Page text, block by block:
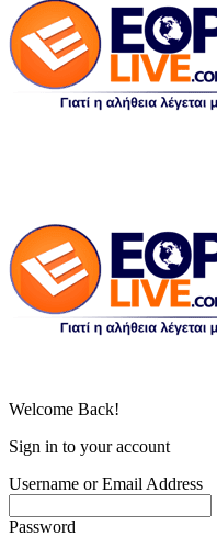
Welcome Back!
Sign in to your account
Username or Email Address
Password